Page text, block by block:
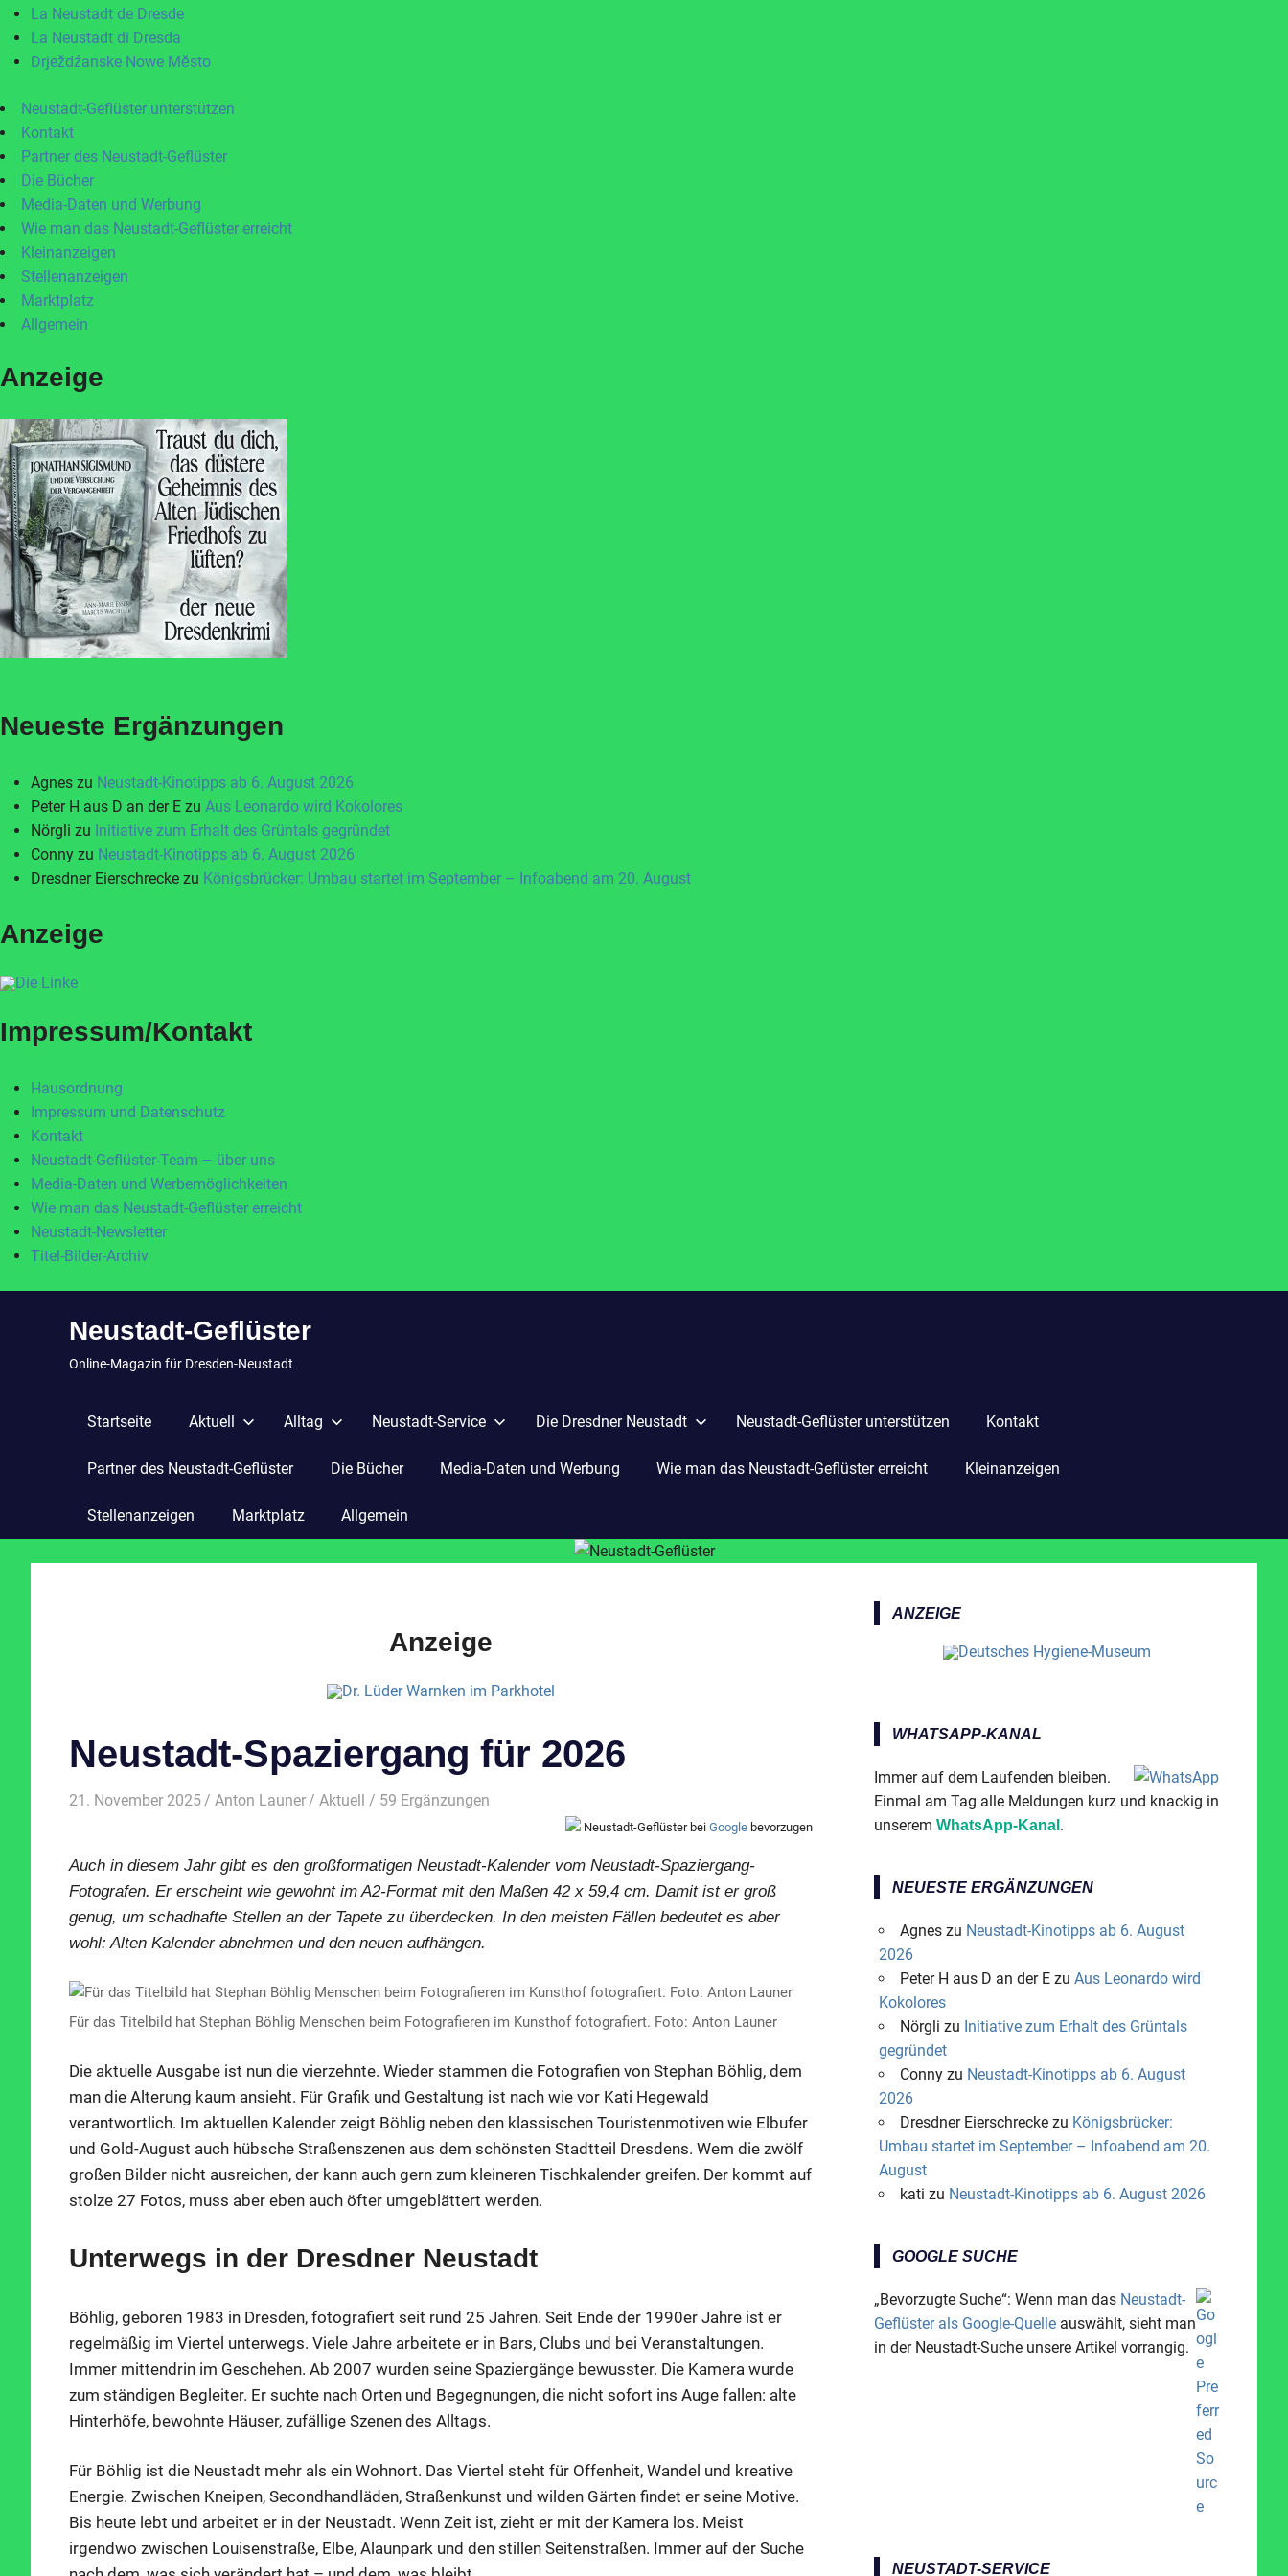
La Neustadt de Dresde
La Neustadt di Dresda
Drježdźanske Nowe Město
Neustadt-Geflüster unterstützen
Kontakt
Partner des Neustadt-Geflüster
Die Bücher
Media-Daten und Werbung
Wie man das Neustadt-Geflüster erreicht
Kleinanzeigen
Stellenanzeigen
Marktplatz
Allgemein
Anzeige
Neueste Ergänzungen
Agnes zu Neustadt-Kinotipps ab 6. August 2026
Peter H aus D an der E zu Aus Leonardo wird Kokolores
Nörgli zu Initiative zum Erhalt des Grüntals gegründet
Conny zu Neustadt-Kinotipps ab 6. August 2026
Dresdner Eierschrecke zu Königsbrücker: Umbau startet im September – Infoabend am 20. August
Anzeige
Impressum/Kontakt
Hausordnung
Impressum und Datenschutz
Kontakt
Neustadt-Geflüster-Team – über uns
Media-Daten und Werbemöglichkeiten
Wie man das Neustadt-Geflüster erreicht
Neustadt-Newsletter
Titel-Bilder-Archiv
Neustadt-Geflüster
Online-Magazin für Dresden-Neustadt
Startseite Aktuell Alltag Neustadt-Service Die Dresdner Neustadt Neustadt-Geflüster unterstützen Kontakt
Partner des Neustadt-Geflüster Die Bücher Media-Daten und Werbung Wie man das Neustadt-Geflüster erreicht Kleinanzeigen
Stellenanzeigen Marktplatz Allgemein
Anzeige
Neustadt-Spaziergang für 2026
21. November 2025 Anton Launer Aktuell / 59 Ergänzungen
Neustadt-Geflüster bei Google bevorzugen
Auch in diesem Jahr gibt es den großformatigen Neustadt-Kalender vom Neustadt-Spaziergang-
Fotografen. Er erscheint wie gewohnt im A2-Format mit den Maßen 42 x 59,4 cm. Damit ist er groß
genug, um schadhafte Stellen an der Tapete zu überdecken. In den meisten Fällen bedeutet es aber
wohl: Alten Kalender abnehmen und den neuen aufhängen.
Für das Titelbild hat Stephan Böhlig Menschen beim Fotografieren im Kunsthof fotografiert. Foto: Anton Launer
Die aktuelle Ausgabe ist nun die vierzehnte. Wieder stammen die Fotografien von Stephan Böhlig, dem
man die Alterung kaum ansieht. Für Grafik und Gestaltung ist nach wie vor Kati Hegewald
verantwortlich. Im aktuellen Kalender zeigt Böhlig neben den klassischen Touristenmotiven wie Elbufer
und Gold-August auch hübsche Straßenszenen aus dem schönsten Stadtteil Dresdens. Wem die zwölf
großen Bilder nicht ausreichen, der kann auch gern zum kleineren Tischkalender greifen. Der kommt auf
stolze 27 Fotos, muss aber eben auch öfter umgeblättert werden.
Unterwegs in der Dresdner Neustadt
Böhlig, geboren 1983 in Dresden, fotografiert seit rund 25 Jahren. Seit Ende der 1990er Jahre ist er
regelmäßig im Viertel unterwegs. Viele Jahre arbeitete er in Bars, Clubs und bei Veranstaltungen.
Immer mittendrin im Geschehen. Ab 2007 wurden seine Spaziergänge bewusster. Die Kamera wurde
zum ständigen Begleiter. Er suchte nach Orten und Begegnungen, die nicht sofort ins Auge fallen: alte
Hinterhöfe, bewohnte Häuser, zufällige Szenen des Alltags.
Für Böhlig ist die Neustadt mehr als ein Wohnort. Das Viertel steht für Offenheit, Wandel und kreative
Energie. Zwischen Kneipen, Secondhandläden, Straßenkunst und wilden Gärten findet er seine Motive.
Bis heute lebt und arbeitet er in der Neustadt. Wenn Zeit ist, zieht er mit der Kamera los. Meist
irgendwo zwischen Louisenstraße, Elbe, Alaunpark und den stillen Seitenstraßen. Immer auf der Suche
ANZEIGE
WHATSAPP-KANAL
Immer auf dem Laufenden bleiben.
Einmal am Tag alle Meldungen kurz und knackig in
unserem WhatsApp-Kanal .
NEUESTE ERGÄNZUNGEN
Agneszu Neustadt-Kinotipps ab 6. August
2026
Peter H aus D an der Ezu Aus Leonardo wird
Kokolores
Nörgli zu Initiative zum Erhalt des Grüntals
gegründet
Connyzu Neustadt-Kinotipps ab 6. August
2026
Dresdner Eierschreckezu Königsbrücker:
Umbau startet im September – Infoabend am 20.
August
kati zu Neustadt-Kinotipps ab 6. August 2026
GOOGLE SUCHE
„Bevorzugte Suche“: Wenn man das Neustadt-
Geflüster als Google-Quelle auswählt, sieht man
in der Neustadt-Suche unsere Artikel vorrangig.
NEUSTADT-SERVICE